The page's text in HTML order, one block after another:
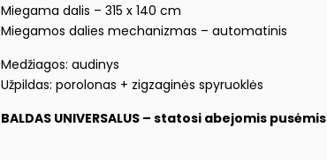
Miegama dalis – 315 x 140 cm
Miegamos dalies mechanizmas – automatinis
Medžiagos: audinys
Užpildas: porolonas + zigzaginės spyruoklės
BALDAS UNIVERSALUS – statosi abejomis pusėmis